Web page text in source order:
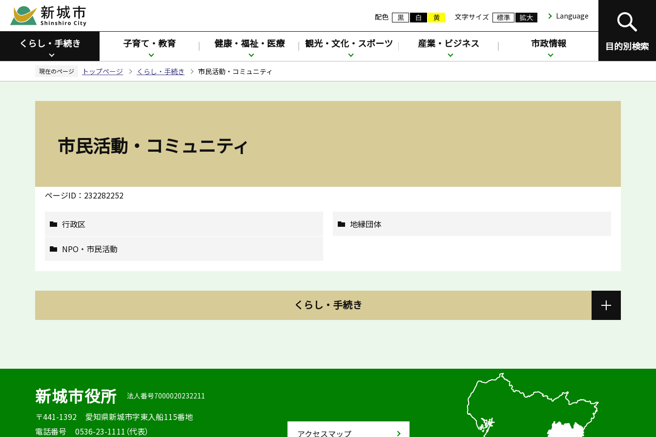
ペ
ジ
先
配色 文字サイズ Language
目的別検索
くらし・手続き 子育て・教育 健康・福祉・医療 観光・文化・スポーツ 産業・ビジネス 市政情報
現在のページ トップページ くらし・手続き 市民活動・コミュニティ
市民活動・コミュニティ
ページID：232282252
行政区 地縁団体
NPO・市民活動
くらし・手続き
新城市役所 法人番号7000020232211
〒441-1392
愛知県新城市字東入船115番地
電話番号
0536-23-1111（代表） アクセスマップ